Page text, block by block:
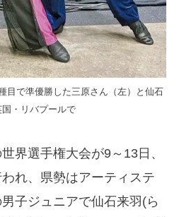
目で準優勝した三原さん（左）と仙石
国・リバプールで
界選手権大会が9～13日、
れ、県勢はアーティステ
子ジュニアで仙石来羽(ら